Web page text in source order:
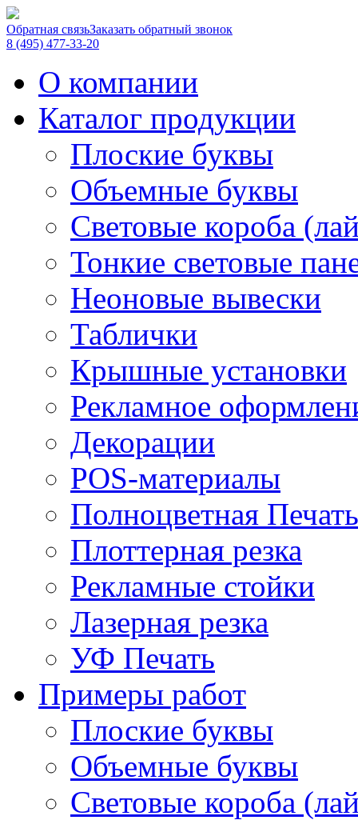
Обратная связьЗаказать обратный звонок
8 (495) 477-33-20
О компании
Каталог продукции
Плоские буквы
Объемные буквы
Световые короба
Тонкие световые
Неоновые вывески
Таблички
Крышные установки
Рекламное
Декорации
POS-материалы
Полноцветная Печать
Плоттерная резка
Рекламные стойки
Лазерная резка
УФ Печать
Примеры работ
Плоские буквы
Объемные буквы
Световые короба